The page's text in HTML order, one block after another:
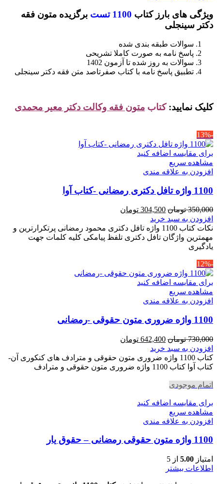
بود.
است.
ویژگی های بارز کتاب 1100 تست
برگزیده متون فقه
دکتر سینجلی
سوالات طبقه بندی شده
پاسخ نامه به صورت کاملا تشریحی
سوالات به روز شده تا آزمون 1402
تطبیق پاسخ نامه با کتاب صفرتاصد متن فقه دکتر سینجلی
کلیک نمایید: کتاب متون فقه وکالت دکتر معیر محمدی
-13%
برای مقایسه اضافه کنید
مشاهده سریع
افزودن به علاقه مندی
1100 واژه تافل دکتری رمضانی -کتاب آوا
350,000 تومان قیمت
اصلی
350,000 تومان
بود.
304,500 تومان
304,500 تومان
است.
افزودن به سبد خرید
نکات کتاب 1100 واژه تافل دکتری محمود رمضانی پرتکرارترین و
مهمترین واژگان تافل دکتری تلفظ پیامکی کلیه کلمات جهت
یادگیری
-12%
برای مقایسه اضافه کنید
مشاهده سریع
افزودن به علاقه مندی
1100 واژه ضروری متون حقوقی -رمضانی
730,000 تومان قیمت
اصلی
730,000 تومان
بود.
642,400 تومان
642,400 تومان
است.
افزودن به سبد خرید
کتاب 1100 واژه ضروری متون حقوقی و مترادف های کنکوری آن-
کتاب آوا کتاب 1100 واژه ضروری متون حقوقی و مترادف
اتمام موجودی
برای مقایسه اضافه کنید
مشاهده سریع
افزودن به علاقه مندی
1100 واژه متون حقوقی رمضانی – حقوق یار
امتیاز 5.00 از 5
اطلاعات بیشتر